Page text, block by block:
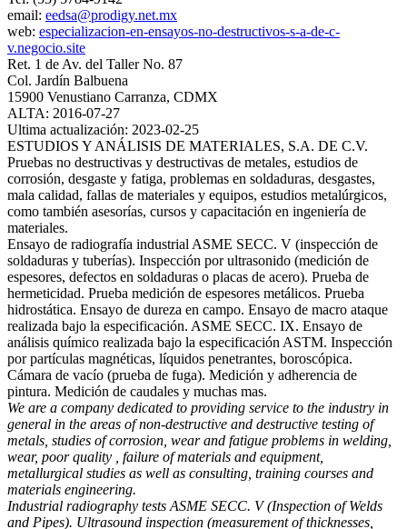
email: eedsa@prodigy.net.mx
web: especializacion-en-ensayos-no-destructivos-s-a-de-c-
v.negocio.site
Ret. 1 de Av. del Taller No. 87
Col. Jardín Balbuena
15900 Venustiano Carranza, CDMX
ALTA: 2016-07-27
Ultima actualización: 2023-02-25
ESTUDIOS Y ANÁLISIS DE MATERIALES, S.A. DE C.V.
Pruebas no destructivas y destructivas de metales, estudios de
corrosión, desgaste y fatiga, problemas en soldaduras, desgastes,
mala calidad, fallas de materiales y equipos, estudios metalúrgicos,
como también asesorías, cursos y capacitación en ingeniería de
materiales.
Ensayo de radiografía industrial ASME SECC. V (inspección de
soldaduras y tuberías). Inspección por ultrasonido (medición de
espesores, defectos en soldaduras o placas de acero). Prueba de
hermeticidad. Prueba medición de espesores metálicos. Prueba
hidrostática. Ensayo de dureza en campo. Ensayo de macro ataque
realizada bajo la especificación. ASME SECC. IX. Ensayo de
análisis químico realizada bajo la especificación ASTM. Inspección
por partículas magnéticas, líquidos penetrantes, boroscópica.
Cámara de vacío (prueba de fuga). Medición y adherencia de
pintura. Medición de caudales y muchas mas.
We are a company dedicated to providing service to the industry in
general in the areas of non-destructive and destructive testing of
metals, studies of corrosion, wear and fatigue problems in welding,
wear, poor quality , failure of materials and equipment,
metallurgical studies as well as consulting, training courses and
materials engineering.
Industrial radiography tests ASME SECC. V (Inspection of Welds
and Pipes). Ultrasound inspection (measurement of thicknesses,